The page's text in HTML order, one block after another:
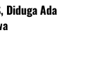
Diduga Ada